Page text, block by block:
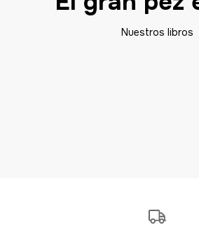
Nuestros libros